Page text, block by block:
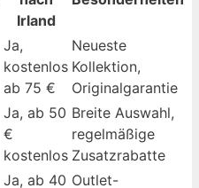
Irland
Ja,
kostenlos
ab 75 €
Neueste
Kollektion,
Originalgarantie
Ja, ab 50
€
kostenlos
Breite Auswahl,
regelmäßige
Zusatzrabatte
Ja, ab 40 Outlet-